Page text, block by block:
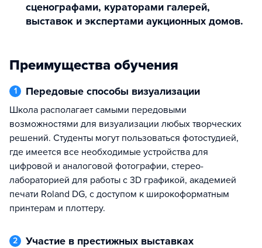
сценографами, кураторами галерей,
выставок и экспертами аукционных домов.
Преимущества обучения
1 Передовые способы визуализации
Школа располагает самыми передовыми
возможностями для визуализации любых творческих
решений. Студенты могут пользоваться фотостудией,
где имеется все необходимые устройства для
цифровой и аналоговой фотографии, стерео-
лабораторией для работы с 3D графикой, академией
печати Roland DG, с доступом к широкоформатным
принтерам и плоттеру.
2 Участие в престижных выставках